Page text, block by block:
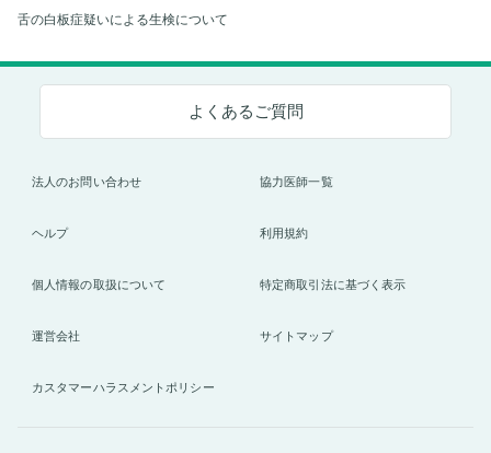
舌の白板症疑いによる生検について
よくあるご質問
法人のお問い合わせ 協力医師一覧
ヘルプ 利用規約
個人情報の取扱について 特定商取引法に基づく表示
運営会社 サイトマップ
カスタマーハラスメントポリシー